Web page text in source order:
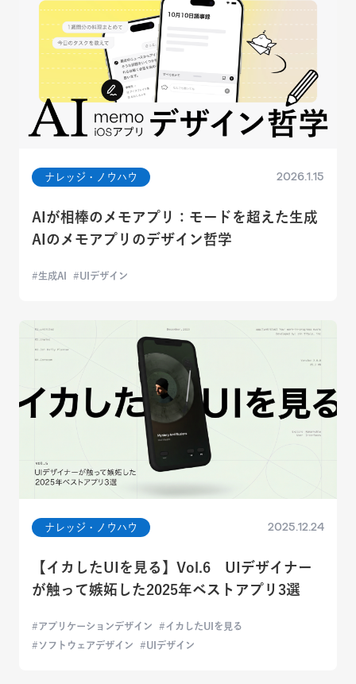
ナレッジ・ノウハウ 2026.1.15
AIが相棒のメモアプリ：モードを超えた生成
AIのメモアプリのデザイン哲学
生成AI UIデザイン
ナレッジ・ノウハウ 2025.12.24
【イカしたUIを見る】Vol.6 UIデザイナー
が触って嫉妬した2025年ベストアプリ3選
アプリケーションデザイン
イカしたUIを見る
ソフトウェアデザイン
UIデザイン